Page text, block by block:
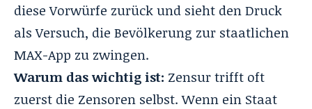
diese Vorwürfe zurück und sieht den Druck
als Versuch, die Bevölkerung zur staatlichen
MAX-App zu zwingen.
Warum das wichtig ist: Zensur trifft oft
zuerst die Zensoren selbst. Wenn ein Staat